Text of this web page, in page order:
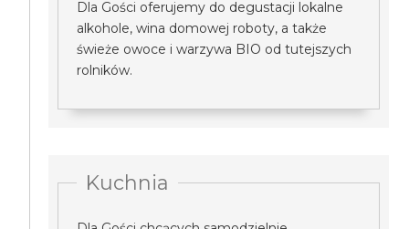
Dla Gości oferujemy do degustacji lokalne
alkohole, wina domowej roboty, a także
świeże owoce i warzywa BIO od tutejszych
rolników.
Kuchnia